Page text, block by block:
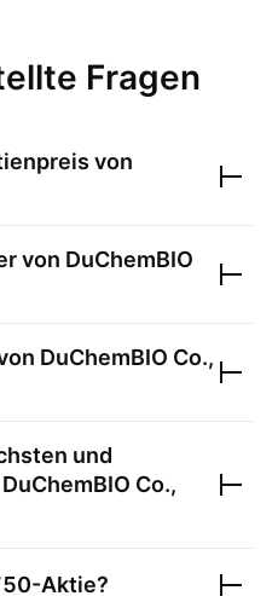
Fragen
von
von DuChemBIO
DuChemBIO Co.,
und
DuChemBIO Co.,
-Aktie?